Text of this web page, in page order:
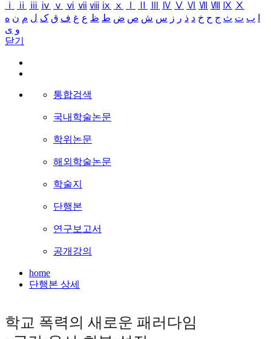
ⅰ
ⅱ ⅲ ⅳ ⅴ ⅵ ⅶ ⅷ ⅸ ⅹ Ⅳ Ⅴ Ⅵ Ⅶ Ⅷ Ⅸ Ⅹ
ب ت ث ج ح خ د ذ ر ز س ش ص ض ط ظ ع غ ف ق ک ل م ن ه
و ی
닫기
통합검색
국내학술논문
학위논문
해외학술논문
학술지
단행본
연구보고서
공개강의
home
단행본 상세
학교 폭력의 새로운 패러다임